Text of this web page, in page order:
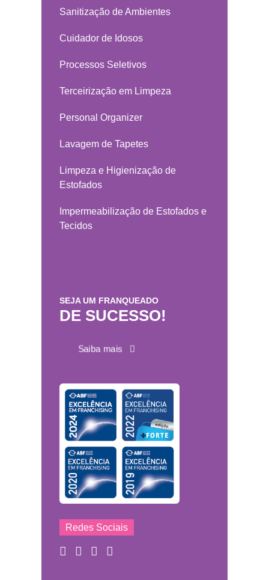
Sanitização de Ambientes
Cuidador de Idosos
Processos Seletivos
Terceirização em Limpeza
Personal Organizer
Lavagem de Tapetes
Limpeza e Higienização de
Estofados
Impermeabilização de Estofados e
Tecidos
SEJA UM FRANQUEADO
DE SUCESSO!
Saiba mais
Redes Sociais